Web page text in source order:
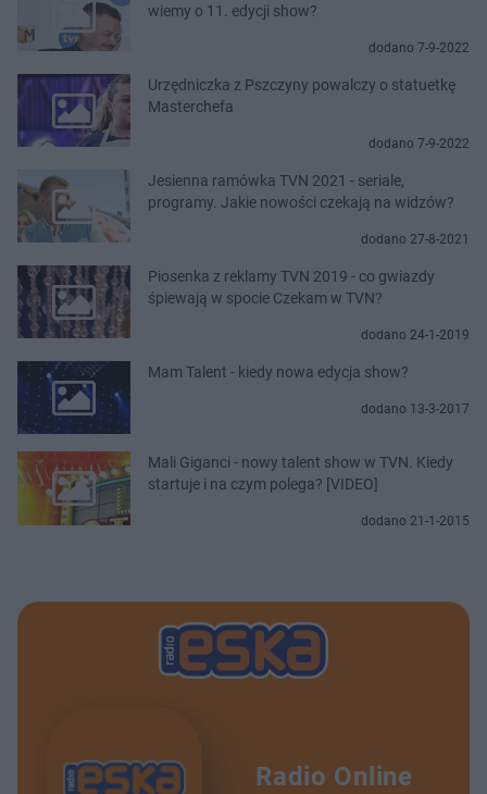
wiemy o 11. edycji show?
dodano 7-9-2022
Urzędniczka z Pszczyny powalczy o statuetkę
Masterchefa
dodano 7-9-2022
Jesienna ramówka TVN 2021 - seriale,
programy. Jakie nowości czekają na widzów?
dodano 27-8-2021
Piosenka z reklamy TVN 2019 - co gwiazdy
śpiewają w spocie Czekam w TVN?
dodano 24-1-2019
Mam Talent - kiedy nowa edycja show?
dodano 13-3-2017
Mali Giganci - nowy talent show w TVN. Kiedy
startuje i na czym polega? [VIDEO]
dodano 21-1-2015
Radio Online